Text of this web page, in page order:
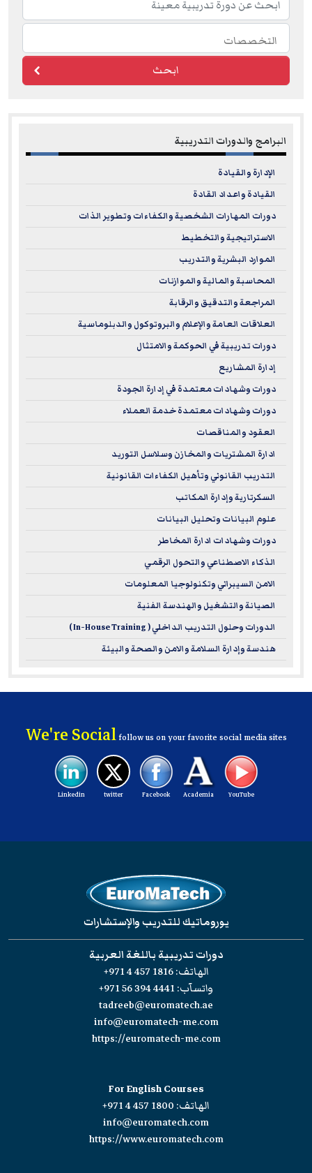
ابحث
البرامج والدورات التدريبية
الإدارة والقيادة
القيادة واعداد القادة
دورات المهارات الشخصية والكفاءات وتطوير الذات
الاستراتيجية والتخطيط
الموارد البشرية والتدريب
المحاسبة والمالية والموازنات
المراجعة والتدقيق والرقابة
العلاقات العامة والإعلام والبروتوكول والدبلوماسية
دورات تدريبية في الحوكمة والامتثال
إدارة المشاريع
دورات وشهادات معتمدة في إدارة الجودة
دورات وشهادات معتمدة خدمة العملاء
العقود والمناقصات
ادارة المشتريات والمخازن وسلاسل التوريد
التدريب القانوني وتأهيل الكفاءات القانونية
السكرتارية وإدارة المكاتب
علوم البيانات وتحليل البيانات
دورات وشهادات ادارة المخاطر
الذكاء الاصطناعي والتحول الرقمي
الامن السيبراني وتكنولوجيا المعلومات
الصيانة والتشغيل والهندسة الفنية
الدورات وحلول التدريب الداخلي ( In-House Training )
هندسة وإدارة السلامة والامن والصحة والبيئة
We're Socialfollow us on your favorite social media sites
YouTube
Academia
Facebook
twitter
Linkedin
يوروماتيك للتدريب والإستشارات
دورات تدريبية باللغة العربية
الهاتف:+971 4 457 1816
واتسآب:+971 56 394 4441
tadreeb@euromatech.ae
info@euromatech-me.com
https://euromatech-me.com
For English Courses
الهاتف: +971 4 457 1800
info@euromatech.com
https://www.euromatech.com